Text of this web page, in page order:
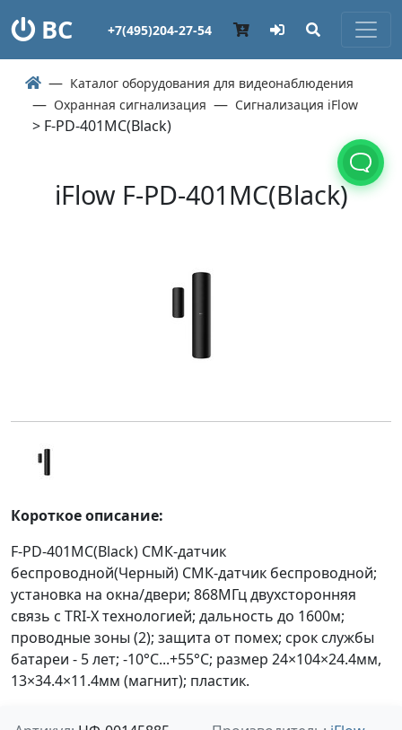
ВС +7(495)204-27-54
Каталог оборудования для видеонаблюдения
Охранная сигнализация
Сигнализация iFlow
> F-PD-401MC(Black)
iFlow F-PD-401MC(Black)
Короткое описание:
F-PD-401MC(Black) СМК-датчик
беспроводной(Черный) СМК-датчик беспроводной;
установка на окна/двери; 868МГц двухсторонняя
связь с TRI-X технологией; дальность до 1600м;
проводные зоны (2); защита от помех; срок службы
батареи - 5 лет; -10°C...+55°C; размер 24×104×24.4мм,
13×34.4×11.4мм (магнит); пластик.